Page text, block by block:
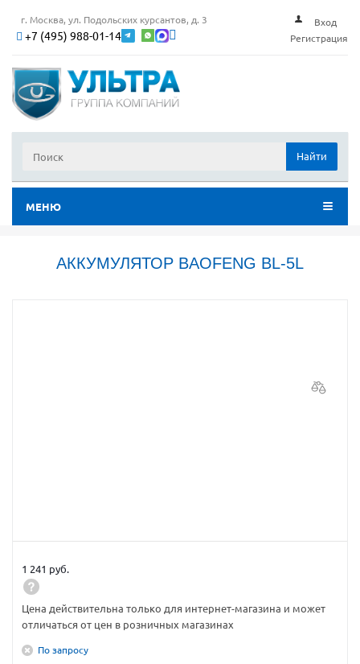
г. Москва, ул. Подольских курсантов, д. 3
+7 (495) 988-01-14
Вход
Регистрация
Найти
МЕНЮ
АККУМУЛЯТОР BAOFENG BL-5L
1 241 руб.
Цена действительна только для интернет-магазина и может
отличаться от цен в розничных магазинах
По запросу